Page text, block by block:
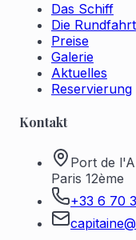
Das Schiff
Die Rundfahrt
Preise
Galerie
Aktuelles
Reservierung
Kontakt
Port de
Paris 12ème
+33 6 70